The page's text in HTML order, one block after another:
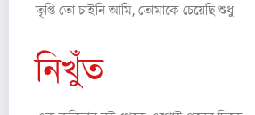
তৃপ্তি তো চাইনি আমি, তোমাকে চেয়েছি শুধু
নিখুঁত